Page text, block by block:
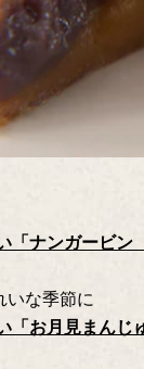
ナンガービン
いな季節に
「お月見まんじ